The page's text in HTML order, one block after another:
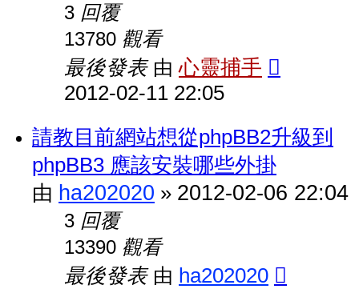
3 回覆
13780 觀看
最後發表 由心靈捕手
2012-02-11 22:05
請教目前網站想從phpBB2升級到
phpBB3 應該安裝哪些外掛
由 ha202020 » 2012-02-06 22:04
3 回覆
13390 觀看
最後發表 由 ha202020